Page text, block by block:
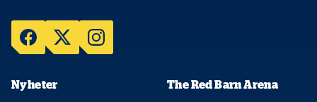
Nyheter The Red Barn Arena